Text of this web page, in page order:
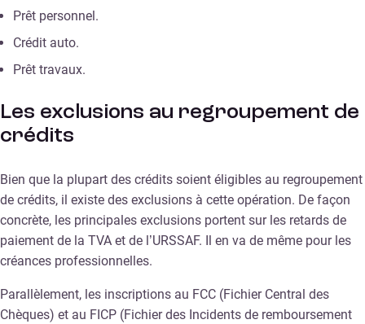
Prêt personnel.
Crédit auto.
Prêt travaux.
Les exclusions au regroupement de
crédits
Bien que la plupart des crédits soient éligibles au regroupement
de crédits, il existe des exclusions à cette opération. De façon
concrète, les principales exclusions portent sur les retards de
paiement de la TVA et de l’URSSAF. Il en va de même pour les
créances professionnelles.
Parallèlement, les inscriptions au FCC (Fichier Central des
Chèques) et au FICP (Fichier des Incidents de remboursement